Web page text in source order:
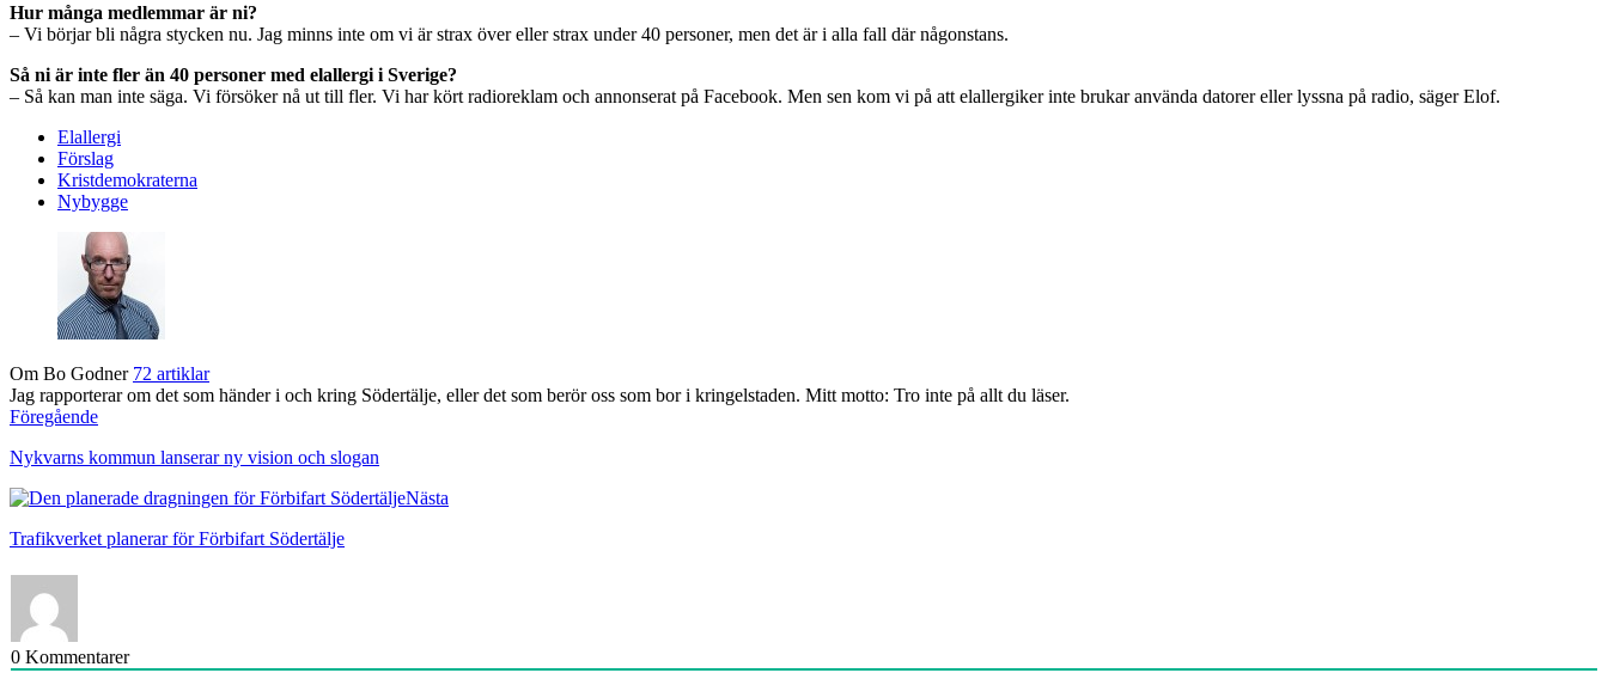
Hur många medlemmar är ni?
– Vi börjar bli några stycken nu. Jag minns inte om vi är strax över eller strax under 40 personer, men det är i alla fall där någonstans.
Så ni är inte fler än 40 personer med elallergi i Sverige?
– Så kan man inte säga. Vi försöker nå ut till fler. Vi har kört radioreklam och annonserat på Facebook. Men sen kom vi på att elallergiker inte brukar använda datorer eller lyssna på radio, säger Elof.
Elallergi
Förslag
Kristdemokraterna
Nybygge
Om Bo Godner 72 artiklar
Jag rapporterar om det som händer i och kring Södertälje, eller det som berör oss som bor i kringelstaden. Mitt motto: Tro inte på allt du läser.
Föregående
Nykvarns kommun lanserar ny vision och slogan
Nästa
Trafikverket planerar för Förbifart Södertälje
0 Kommentarer